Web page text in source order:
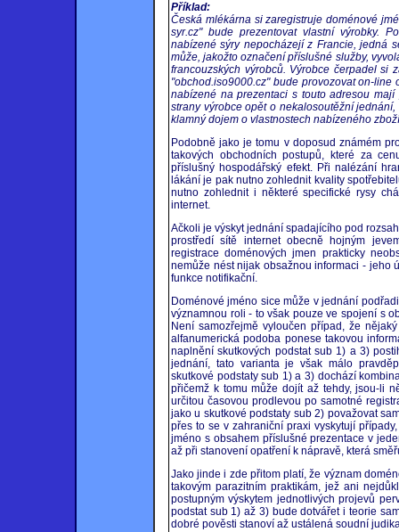
Příklad:
Česká mlékárna si zaregistruje doménové
syr.cz" bude prezentovat vlastní výrobky.
nabízené sýry nepocházejí z Francie, jedná
může, jakožto označení příslušné služby,
francouzských výrobců. Výrobce čerpadel si
"obchod.iso9000.cz" bude provozovat on-line
nabízené na prezentaci s touto adresou
strany výrobce opět o nekalosoutěžní
klamný dojem o vlastnostech nabízeného
Podobně jako je tomu v doposud známém
takových obchodních postupů, které za
příslušný hospodářský efekt. Při nalézání
lákání je pak nutno zohlednit kvality
nutno zohlednit i některé specifické rysy
internet.
Ačkoli je výskyt jednání spadajícího pod
prostředí sítě internet obecně hojným
registrace doménových jmen prakticky
nemůže nést nijak obsažnou informaci - jeho
funkce notifikační.
Doménové jméno sice může v jednání
významnou roli - to však pouze ve spojení s
Není samozřejmě vyloučen případ, že
alfanumerická podoba ponese takovou
naplnění skutkových podstat sub 1) a 3)
jednání, tato varianta je však málo
skutkové podstaty sub 1) a 3) dochází
přičemž k tomu může dojít až tehdy, jsou-li
určitou časovou prodlevou po samotné
jako u skutkové podstaty sub 2) považovat
přes to se v zahraniční praxi vyskytují
jméno s obsahem příslušné prezentace v
až při stanovení opatření k nápravě, která
Jako jinde i zde přitom platí, že význam
takovým parazitním praktikám, jež ani
postupným výskytem jednotlivých projevů
podstat sub 1) až 3) bude dotvářet i teorie
dobré pověsti stanoví až ustálená soudní